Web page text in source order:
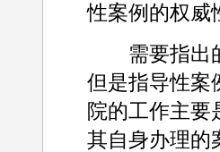
性案例的权威
需要指出的
但是指导性案
院的工作主要
其自身办理的